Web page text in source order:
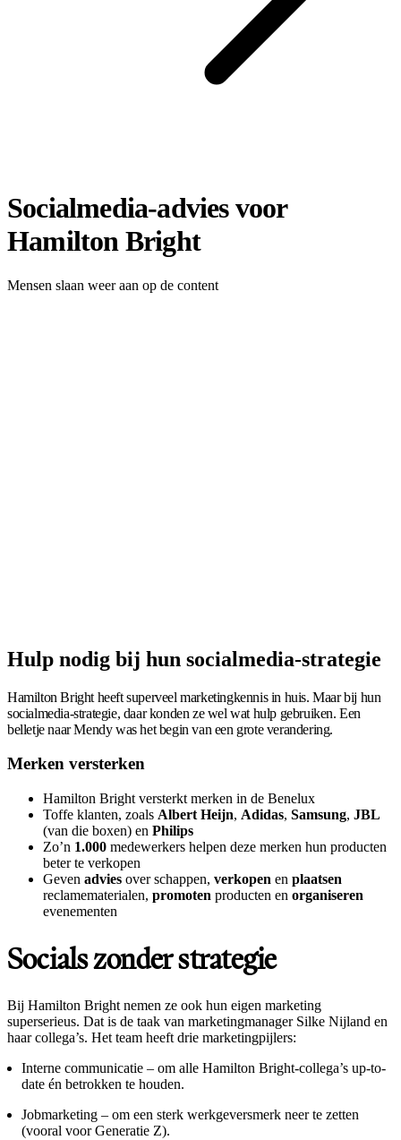
Socialmedia-advies voor
Hamilton Bright
Mensen slaan weer aan op de content
Hulp nodig bij hun socialmedia-strategie
Hamilton Bright heeft superveel marketingkennis in huis. Maar bij hun
socialmedia-strategie, daar konden ze wel wat hulp gebruiken. Een
belletje naar Mendy was het begin van een grote verandering.
Merken versterken
Hamilton Bright versterkt merken in de Benelux
Toffe klanten, zoals Albert Heijn, Adidas, Samsung, JBL
(van die boxen) en Philips
Zo’n 1.000 medewerkers helpen deze merken hun producten
beter te verkopen
Geven advies over schappen, verkopen en plaatsen
reclamematerialen, promoten producten en organiseren
evenementen
Socials zonder strategie
Bij Hamilton Bright nemen ze ook hun eigen marketing
superserieus. Dat is de taak van marketingmanager Silke Nijland en
haar collega’s. Het team heeft drie marketingpijlers:
Interne communicatie – om alle Hamilton Bright-collega’s up-to-
date én betrokken te houden.
Jobmarketing – om een sterk werkgeversmerk neer te zetten
(vooral voor Generatie Z).